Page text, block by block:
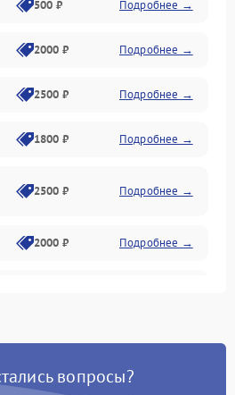
500 ₽ Подробнее →
2000 ₽ Подробнее →
2500 ₽ Подробнее →
1800 ₽ Подробнее →
2500 ₽ Подробнее →
2000 ₽ Подробнее →
вопросы?